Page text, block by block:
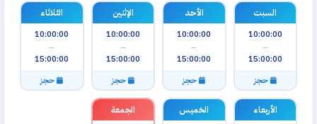
السبت
10:00:00
—
15:00:00
حجز
الأحد
10:00:00
—
15:00:00
حجز
الإثنين
10:00:00
—
15:00:00
حجز
الثلاثاء
10:00:00
—
15:00:00
حجز
الأربعاء الخميس الجمعة